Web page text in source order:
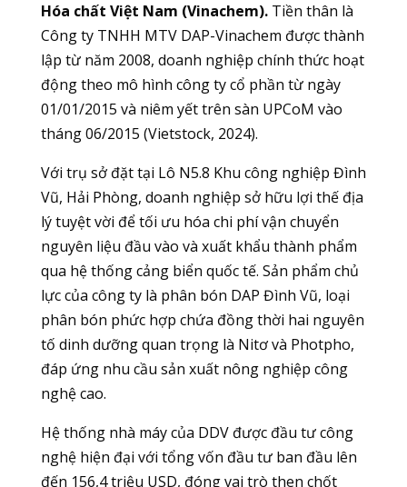
Hóa chất Việt Nam (Vinachem).Tiền thân là
Công ty TNHH MTV DAP-Vinachem được thành
lập từ năm 2008, doanh nghiệp chính thức hoạt
động theo mô hình công ty cổ phần từ ngày
01/01/2015 và niêm yết trên sàn UPCoM vào
tháng 06/2015 (Vietstock, 2024).
Với trụ sở đặt tại Lô N5.8 Khu công nghiệp Đình
Vũ, Hải Phòng, doanh nghiệp sở hữu lợi thế địa
lý tuyệt vời để tối ưu hóa chi phí vận chuyển
nguyên liệu đầu vào và xuất khẩu thành phẩm
qua hệ thống cảng biển quốc tế. Sản phẩm chủ
lực của công ty là phân bón DAP Đình Vũ, loại
phân bón phức hợp chứa đồng thời hai nguyên
tố dinh dưỡng quan trọng là Nitơ và Photpho,
đáp ứng nhu cầu sản xuất nông nghiệp công
nghệ cao.
Hệ thống nhà máy của DDV được đầu tư công
nghệ hiện đại với tổng vốn đầu tư ban đầu lên
đến 156,4 triệu USD, đóng vai trò then chốt